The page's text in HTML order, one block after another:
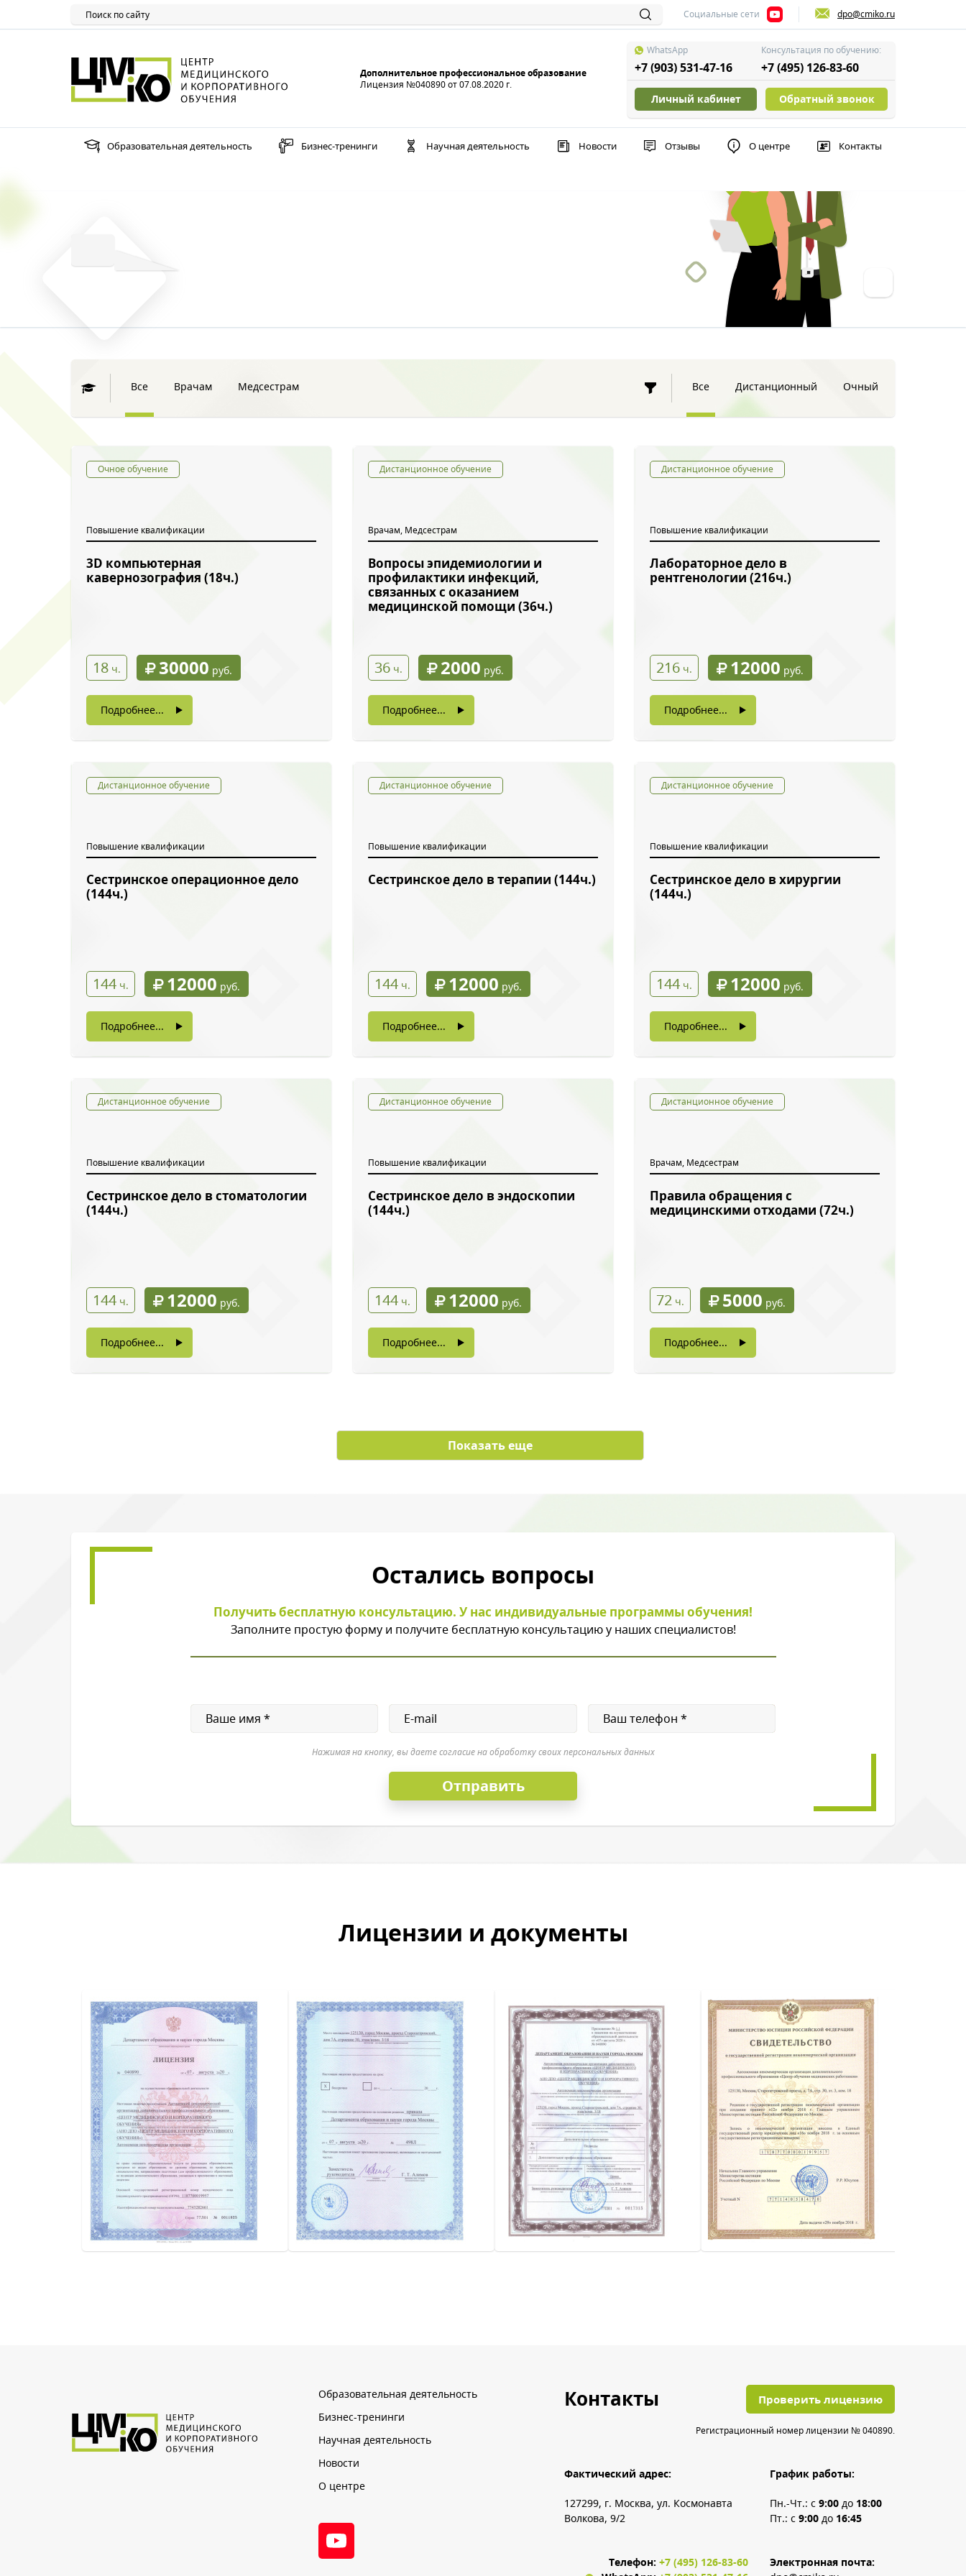
Социальные сети dpo@cmiko.ru
Дополнительное профессиональное образование
Лицензия №040890 от 07.08.2020 г.
WhatsApp
+7 (903) 531-47-16
Консультация по обучению:
+7 (495) 126-83-60
Личный кабинет Обратный звонок
Образовательная деятельность Бизнес-тренинги Научная деятельность Новости Отзывы О центре Контакты
Все Врачам Медсестрам Все Дистанционный Очный
Очное обучение
Повышение квалификации
3D компьютерная
кавернозография (18ч.)
18 ч. 30000 руб.
Подробнее...
Дистанционное обучение
Врачам, Медсестрам
Вопросы эпидемиологии и
профилактики инфекций,
связанных с оказанием
медицинской помощи (36ч.)
36 ч. 2000 руб.
Подробнее...
Дистанционное обучение
Повышение квалификации
Лабораторное дело в
рентгенологии (216ч.)
216 ч. 12000 руб.
Подробнее...
Дистанционное обучение
Повышение квалификации
Сестринское операционное дело
(144ч.)
144 ч. 12000 руб.
Подробнее...
Дистанционное обучение
Повышение квалификации
Сестринское дело в терапии (144ч.)
144 ч. 12000 руб.
Подробнее...
Дистанционное обучение
Повышение квалификации
Сестринское дело в хирургии
(144ч.)
144 ч. 12000 руб.
Подробнее...
Дистанционное обучение
Повышение квалификации
Сестринское дело в стоматологии
(144ч.)
144 ч. 12000 руб.
Подробнее...
Дистанционное обучение
Повышение квалификации
Сестринское дело в эндоскопии
(144ч.)
144 ч. 12000 руб.
Подробнее...
Дистанционное обучение
Врачам, Медсестрам
Правила обращения с
медицинскими отходами (72ч.)
72 ч. 5000 руб.
Подробнее...
Показать еще
Остались вопросы
Получить бесплатную консультацию. У нас индивидуальные программы обучения!
Заполните простую форму и получите бесплатную консультацию у наших специалистов!
Нажимая на кнопку, вы даете согласие на обработку своих персональных данных
Лицензии и документы
Обратный звонок
Образовательная деятельность
Бизнес-тренинги
Научная деятельность
Новости
О центре
Контакты Проверить лицензию
Регистрационный номер лицензии № 040890.
Фактический адрес:
127299, г. Москва, ул. Космонавта
Волкова, 9/2
График работы:
Пн.-Чт.: с 9:00до 18:00
Пт.: с 9:00до 16:45
Телефон: +7 (495) 126-83-60
Электронная почта: